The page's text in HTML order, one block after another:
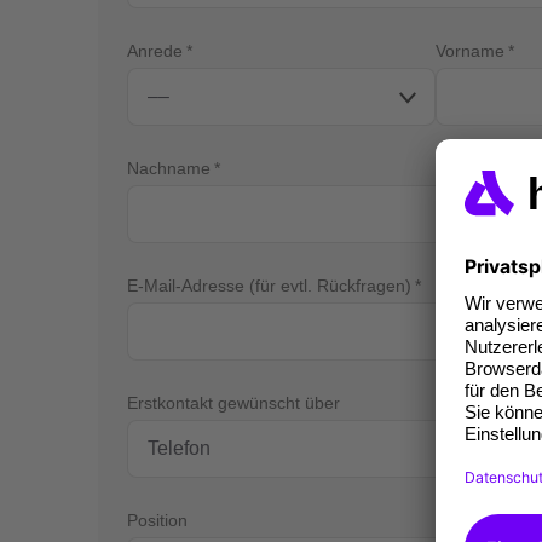
Anrede Vorname
Nachname
E-Mail-Adresse (für evtl. Rückfragen)
Erstkontakt gewünscht über
Position